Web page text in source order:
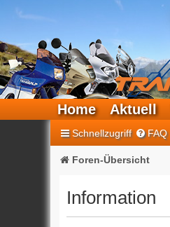
Home Aktuell
Schnellzugriff FAQ
Foren-Übersicht
Information